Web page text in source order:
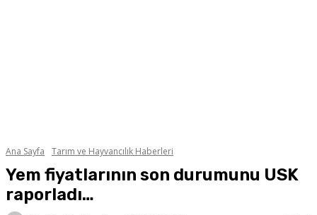
Ana Sayfa Tarım ve Hayvancılık Haberleri
Yem fiyatlarının son durumunu USK
raporladı…